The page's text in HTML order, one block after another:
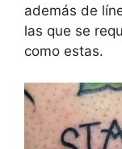
además de
las que se
como estas.